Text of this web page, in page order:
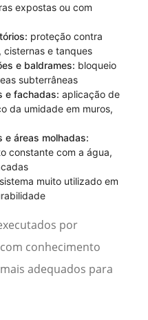
expostas ou com
proteção contra
cisternas e tanques
e baldrames: bloqueio
subterrâneas
e fachadas: aplicação de
da umidade em muros,
e áreas molhadas:
constante com a água,
sistema muito utilizado em
por
conhecimento
adequados para